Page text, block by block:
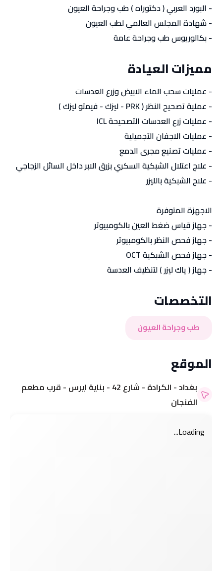
- البورد العربي ( دكتوراه ) طب وجراحة العيون
- شهادة المجلس العالمي لطب العيون
- بكالوريوس طب وجراحة عامة
مميزات العيادة
- عمليات سحب الماء الابيض وزرع العدسات
- عملية تصحيح النظر ( PRK - ليزك - فيمتو ليزك )
- عمليات زرع العدسات التصحيحة ICL
- عمليات الاجفان التجميلية
- عمليات تصنيع مجرى الدمع
- علاج اعتلال الشبكية السكري بزرق الابر داخل السائل الزجاجي
- علاح الشبكية بالليزر
الاجهزة المتوفرة
- جهاز قياس ضغط العين بالكومبيوتر
- جهاز فحص النظر بالكومبيوتر
- جهاز فحص الشبكية OCT
- جهاز ( ياك ليزر ) لتنظيف العدسة
التخصصات
طب وجراحة العيون
الموقع
بغداد - الكرادة - شارع 42 - بناية ايرس - قرب مطعم
الفنجان
Loading...